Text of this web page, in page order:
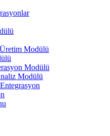
Modülü
Modülü
Modülü